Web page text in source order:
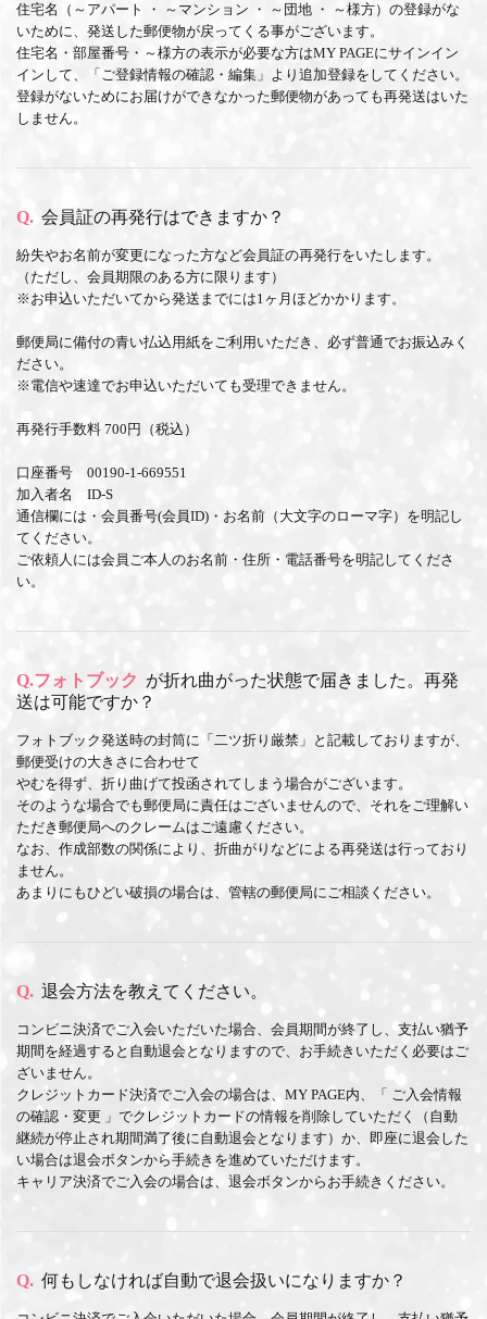
住宅名（～アパート ・ ～マンション ・ ～団地 ・ ～様方）の登録がな
いために、発送した郵便物が戻ってくる事がございます。
住宅名・部屋番号・～様方の表示が必要な方はMY PAGEにサインイン
インして、「ご登録情報の確認・編集」より追加登録をしてください。
登録がないためにお届けができなかった郵便物があっても再発送はいた
しません。
Q. 会員証の再発行はできますか？
紛失やお名前が変更になった方など会員証の再発行をいたします。
（ただし、会員期限のある方に限ります）
※お申込いただいてから発送までには1ヶ月ほどかかります。
郵便局に備付の青い払込用紙をご利用いただき、必ず普通でお振込みく
ださい。
※電信や速達でお申込いただいても受理できません。
再発行手数料 700円（税込）
口座番号 00190-1-669551
加入者名 ID-S
通信欄には・会員番号(会員ID)・お名前（大文字のローマ字）を明記し
てください。
ご依頼人には会員ご本人のお名前・住所・電話番号を明記してくださ
い。
Q.フォトブック が折れ曲がった状態で届きました。再発
送は可能ですか？
フォトブック発送時の封筒に「二ツ折り厳禁」と記載しておりますが、
郵便受けの大きさに合わせて
やむを得ず、折り曲げて投函されてしまう場合がございます。
そのような場合でも郵便局に責任はございませんので、それをご理解い
ただき郵便局へのクレームはご遠慮ください。
なお、作成部数の関係により、折曲がりなどによる再発送は行っており
ません。
あまりにもひどい破損の場合は、管轄の郵便局にご相談ください。
Q. 退会方法を教えてください。
コンビニ決済でご入会いただいた場合、会員期間が終了し、支払い猶予
期間を経過すると自動退会となりますので、お手続きいただく必要はご
ざいません。
クレジットカード決済でご入会の場合は、MY PAGE内、「 ご入会情報
の確認・変更 」でクレジットカードの情報を削除していただく（自動
継続が停止され期間満了後に自動退会となります）か、即座に退会した
い場合は退会ボタンから手続きを進めていただけます。
キャリア決済でご入会の場合は、退会ボタンからお手続きください。
Q. 何もしなければ自動で退会扱いになりますか？